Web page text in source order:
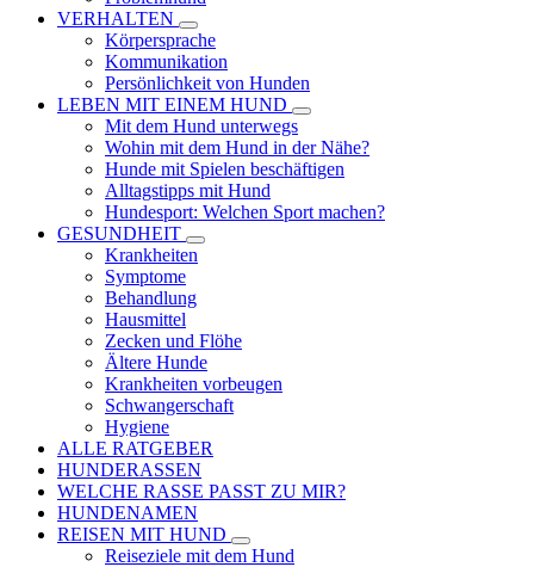
VERHALTEN
Körpersprache
Kommunikation
Persönlichkeit von Hunden
LEBEN MIT EINEM HUND
Mit dem Hund unterwegs
Wohin mit dem Hund in der Nähe?
Hunde mit Spielen beschäftigen
Alltagstipps mit Hund
Hundesport: Welchen Sport machen?
GESUNDHEIT
Krankheiten
Symptome
Behandlung
Hausmittel
Zecken und Flöhe
Ältere Hunde
Krankheiten vorbeugen
Schwangerschaft
Hygiene
ALLE RATGEBER
HUNDERASSEN
WELCHE RASSE PASST ZU MIR?
HUNDENAMEN
REISEN MIT HUND
Reiseziele mit dem Hund